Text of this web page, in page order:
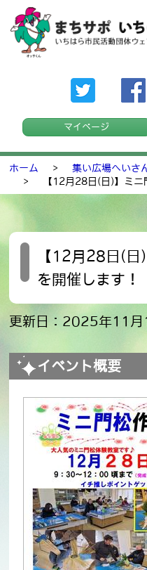
マイページ
ホーム > 集い広場へいさ
>
【12月28日(日)】ミニ
【12月28日(日
を開催します！
更新日：2025年11月
イベント概要